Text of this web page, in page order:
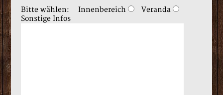
Bitte wählen: Innenbereich
Veranda
Sonstige Infos